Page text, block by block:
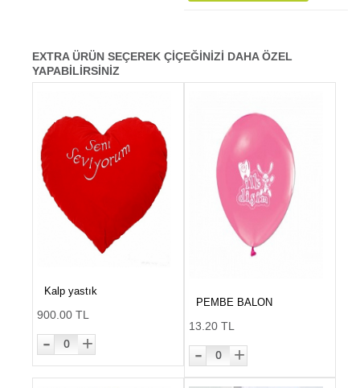
EXTRA ÜRÜN SEÇEREK ÇİÇEĞİNİZİ DAHA ÖZEL
YAPABİLİRSİNİZ
Kalp yastık
900.00 TL
- 0 +
PEMBE BALON
13.20 TL
- 0 +